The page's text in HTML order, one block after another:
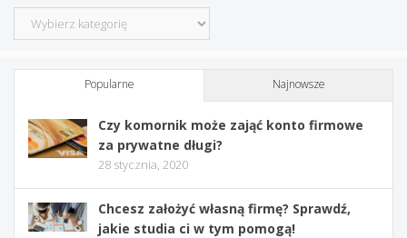
Kategorie
Popularne Najnowsze
Czy komornik może zająć konto firmowe
za prywatne długi?
28 stycznia, 2020
Chcesz założyć własną firmę? Sprawdź,
jakie studia ci w tym pomogą!